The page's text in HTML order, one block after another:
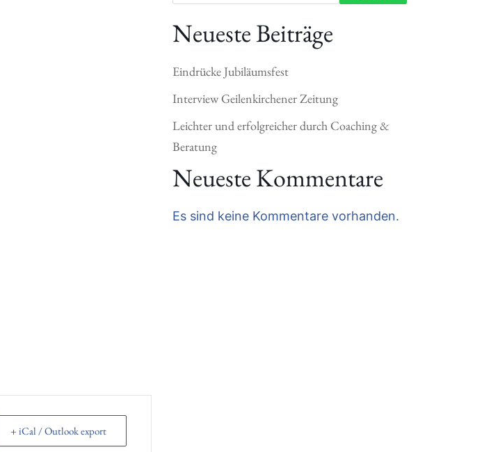
+ iCal / Outlook export
Neueste Beiträge
Eindrücke Jubiläumsfest
Interview Geilenkirchener Zeitung
Leichter und erfolgreicher durch Coaching &
Beratung
Neueste Kommentare
Es sind keine Kommentare vorhanden.